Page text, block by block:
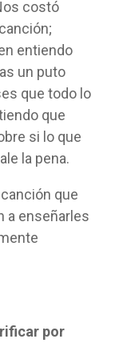
costó
entiendo
un puto
que todo lo
que
si lo que
la pena.
canción que
a enseñarles
por